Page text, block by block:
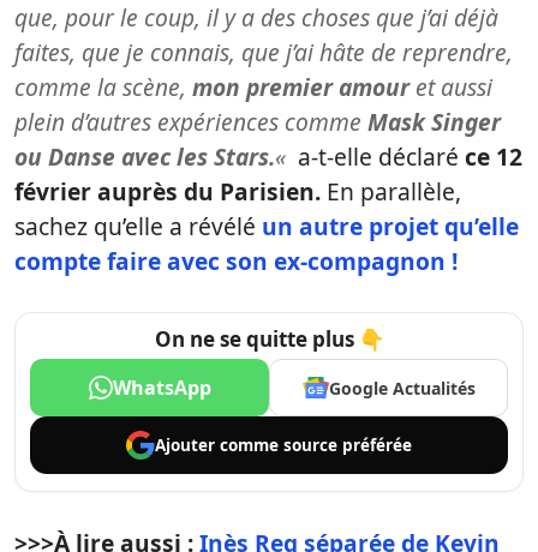
que, pour le coup, il y a des choses que j’ai déjà
faites, que je connais, que j’ai hâte de reprendre,
comme la scène, mon premier amouret aussi
plein d’autres expériences comme Mask Singer
ou Danse avec les Stars.« a-t-elle déclaré ce 12
février auprès du Parisien. En parallèle,
sachez qu’elle a révélé un autre projet qu’elle
compte faire avec son ex-compagnon !
On ne se quitte plus 👇
WhatsApp Google Actualités
Ajouter comme source préférée
>>>À lire aussi :Inès Reg séparée de Kevin